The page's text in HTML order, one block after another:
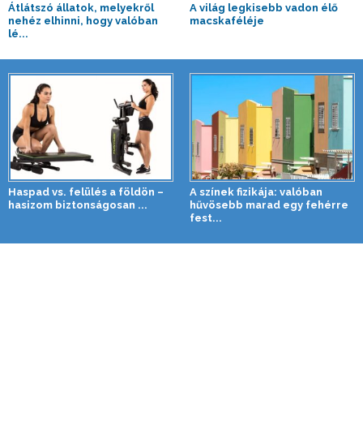
Átlátszó állatok, melyekről
nehéz elhinni, hogy valóban
lé...
A világ legkisebb vadon élő
macskaféléje
Haspad vs. felülés a földön –
hasizom biztonságosan ...
A színek fizikája: valóban
hűvösebb marad egy fehérre
fest...